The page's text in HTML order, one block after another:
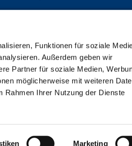
Funktionen für soziale
Außerdem geben wir
Partner für soziale Medien,
möglicherweise mit weiteren
Rahmen Ihrer Nutzung der Dienste
Marketing
88C, 10965 Berlin
Impressum